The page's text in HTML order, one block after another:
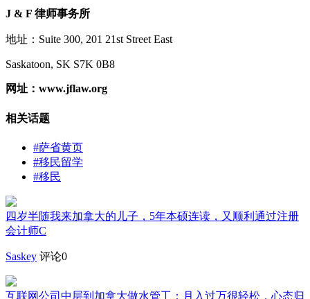
J & F 律师事务所
地址：Suite 300, 201 21st Street East
Saskatoon, SK S7K 0B8
网址：www.jflaw.org
相关话题
#萨省黄页
#移民留学
#移民
四岁半随我来加拿大的儿子，5年本硕连读，又顺利通过注册
会计师C
Saskey 评论0
互联网公司中层到加拿大做水管工：月入过万很轻松，心态归